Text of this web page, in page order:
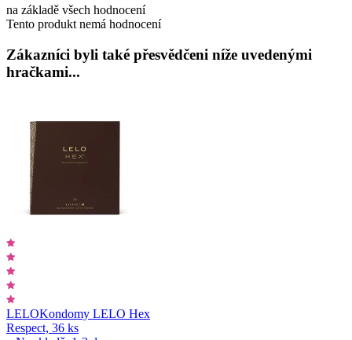
na základě všech hodnocení
Tento produkt nemá hodnocení
Zákazníci byli také přesvědčeni níže uvedenými
hračkami...
LELOKondomy LELO Hex
Respect, 36 ks